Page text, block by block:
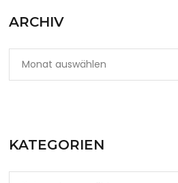
ARCHIV
KATEGORIEN